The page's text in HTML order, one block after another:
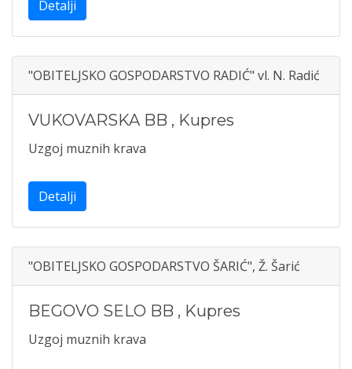
Detalji
"OBITELJSKO GOSPODARSTVO RADIĆ" vl. N. Radić
VUKOVARSKA BB , Kupres
Uzgoj muznih krava
Detalji
"OBITELJSKO GOSPODARSTVO ŠARIĆ", Ž. Šarić
BEGOVO SELO BB , Kupres
Uzgoj muznih krava